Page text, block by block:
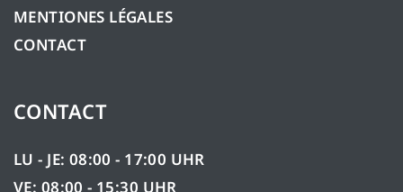
MENTIONES LÉGALES
CONTACT
CONTACT
LU - JE: 08:00 - 17:00 UHR
VE: 08:00 - 15:30 UHR